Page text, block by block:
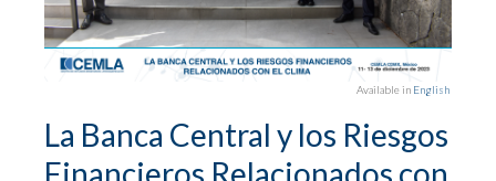
Available in English
La Banca Central y los Riesgos